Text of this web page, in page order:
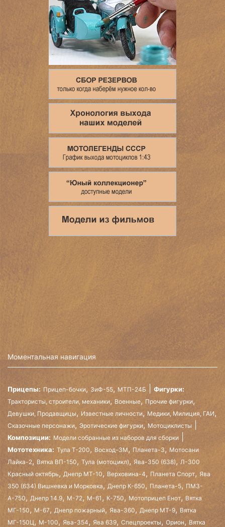
Моментальная навигация
Прицепы: Прицеп-бочки, ЗиФ-55, МТП-24Б Фигурки:
Трактористы, строители, механики, Военные, Прочие фигурки,
Девушки, Продавщицы, Известные личности, Медики, Милиция, ГАИ,
Сказочные персонажи, Эротические фигурки, Мотоциклисты
Композиции: Модели собранные из наборов для сборки
Мототехника: Тула Т-200, Восход-3М, Планета-3, Мотосани
Лайка-2, Вятка ВП-150, Тула (мотоцикл), Ява-350 (638), Л-300
Красный октябрь, Днепр МТ-10, Верховина-4, Планета Спорт, Ява
350 (634) Вишневка и Морковка, Днепр К-650, Планета-5, ПМЗ-
А-750, Днепр 14.9, М-72, М-61 , К-750, Мотоприцеп Енот, Вятка
МГ-150, М-67, Днепр пожарный, Ява-360, Днепр МТ-9, Вятка
МГ-150Ц, М-100, Ява-354, Ява 639, Спецпроекты, Орион, Вятка